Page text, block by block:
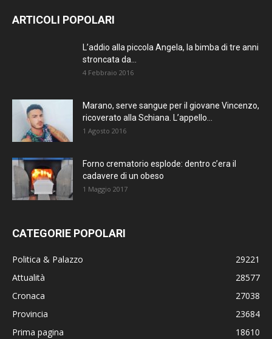
ARTICOLI POPOLARI
L’addio alla piccola Angela, la bimba di tre anni
stroncata da...
4 Febbraio 2016
Marano, serve sangue per il giovane Vincenzo,
ricoverato alla Schiana. L’appello...
1 Agosto 2016
Forno crematorio esplode: dentro c’era il
cadavere di un obeso
1 Maggio 2017
CATEGORIE POPOLARI
Politica & Palazzo
29221
Attualità
28577
Cronaca
27038
Provincia
23684
Prima pagina
18610